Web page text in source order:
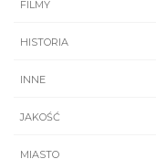
FILMY
HISTORIA
INNE
JAKOŚĆ
MIASTO